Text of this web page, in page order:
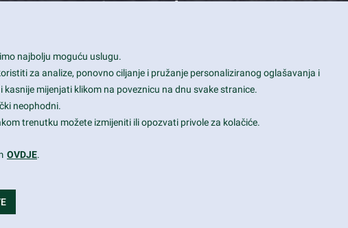
Contact Info
View, CA 94043
+1 650-253-0000
Daily: 9:00 am - 6:00 pm
najbolju moguću uslugu.
za analize, ponovno ciljanje i pružanje personaliziranog oglašavanja i
mijenjati klikom na poveznicu na dnu svake stranice.
neophodni.
trenutku možete izmijeniti ili opozvati privole za kolačiće.
OVDJE.